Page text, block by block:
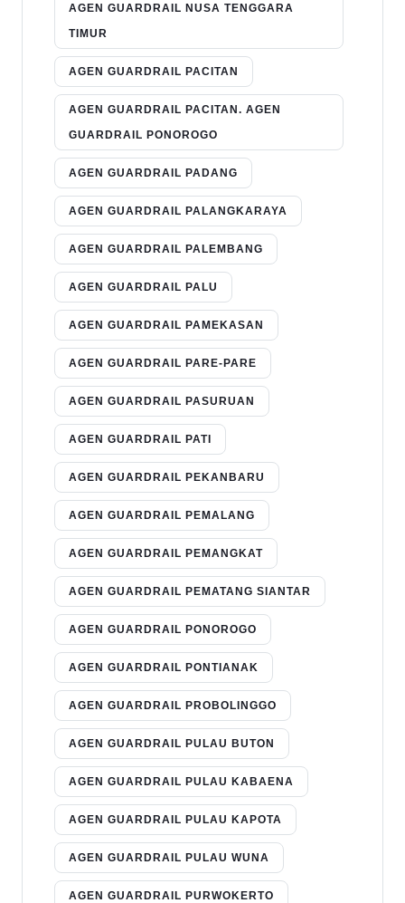
AGEN GUARDRAIL NUSA TENGGARA
TIMUR
AGEN GUARDRAIL PACITAN
AGEN GUARDRAIL PACITAN. AGEN
GUARDRAIL PONOROGO
AGEN GUARDRAIL PADANG
AGEN GUARDRAIL PALANGKARAYA
AGEN GUARDRAIL PALEMBANG
AGEN GUARDRAIL PALU
AGEN GUARDRAIL PAMEKASAN
AGEN GUARDRAIL PARE-PARE
AGEN GUARDRAIL PASURUAN
AGEN GUARDRAIL PATI
AGEN GUARDRAIL PEKANBARU
AGEN GUARDRAIL PEMALANG
AGEN GUARDRAIL PEMANGKAT
AGEN GUARDRAIL PEMATANG SIANTAR
AGEN GUARDRAIL PONOROGO
AGEN GUARDRAIL PONTIANAK
AGEN GUARDRAIL PROBOLINGGO
AGEN GUARDRAIL PULAU BUTON
AGEN GUARDRAIL PULAU KABAENA
AGEN GUARDRAIL PULAU KAPOTA
AGEN GUARDRAIL PULAU WUNA
AGEN GUARDRAIL PURWOKERTO